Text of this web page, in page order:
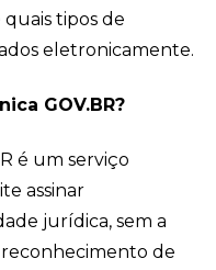
tipos de
eletronicamente.
GOV.BR?
é um serviço
assinar
jurídica, sem a
reconhecimento de